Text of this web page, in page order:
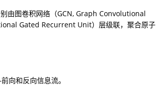
由图卷积网络（GCN, Graph Convolutional
Gated Recurrent Unit）层级联，聚合原子
向和反向信息流。